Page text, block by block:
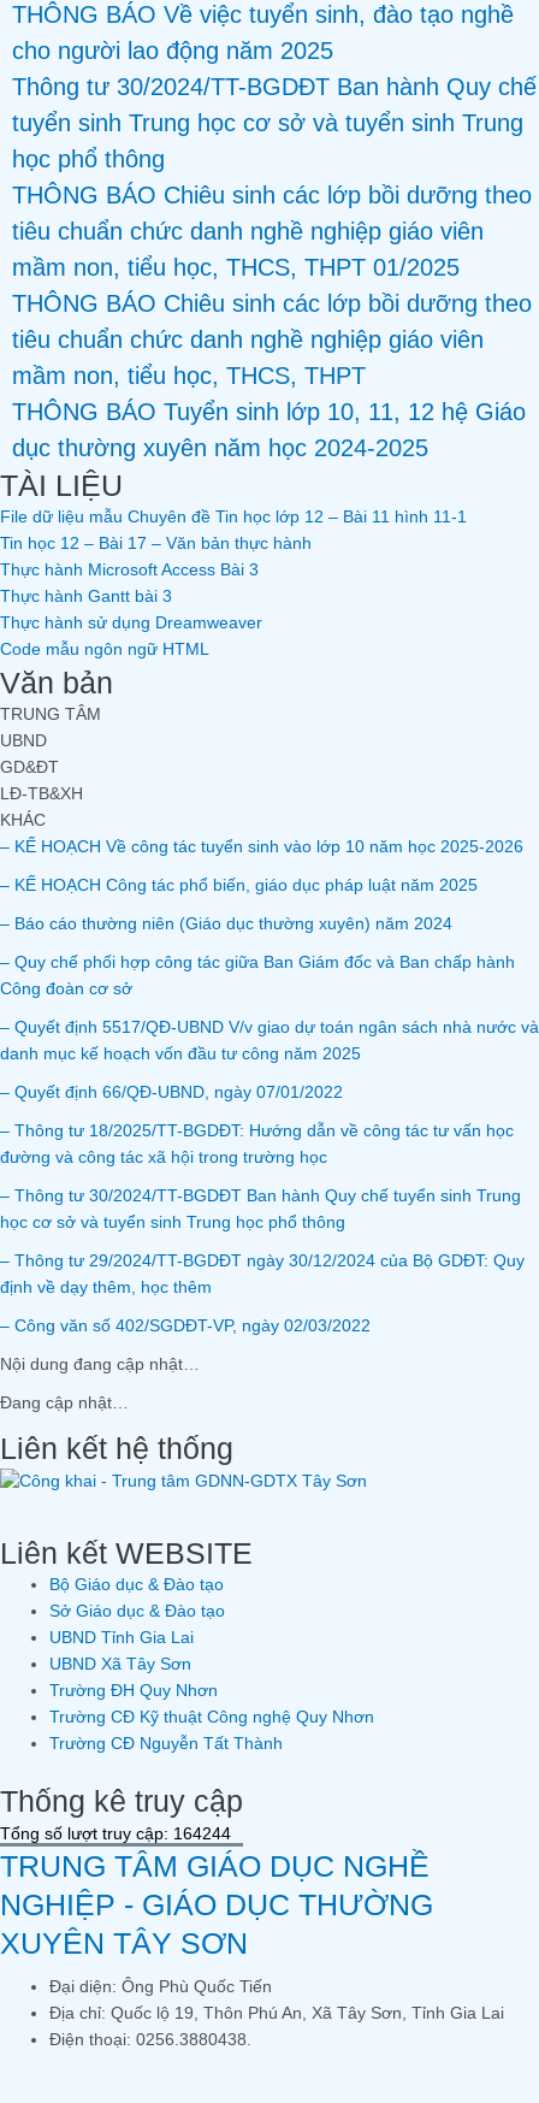
THÔNG BÁO Về việc tuyển sinh, đào tạo nghề
cho người lao động năm 2025
Thông tư 30/2024/TT-BGDĐT Ban hành Quy chế
tuyển sinh Trung học cơ sở và tuyển sinh Trung
học phổ thông
THÔNG BÁO Chiêu sinh các lớp bồi dưỡng theo
tiêu chuẩn chức danh nghề nghiệp giáo viên
mầm non, tiểu học, THCS, THPT 01/2025
THÔNG BÁO Chiêu sinh các lớp bồi dưỡng theo
tiêu chuẩn chức danh nghề nghiệp giáo viên
mầm non, tiểu học, THCS, THPT
THÔNG BÁO Tuyển sinh lớp 10, 11, 12 hệ Giáo
dục thường xuyên năm học 2024-2025
TÀI LIỆU
File dữ liệu mẫu Chuyên đề Tin học lớp 12 – Bài 11 hình 11-1
Tin học 12 – Bài 17 – Văn bản thực hành
Thực hành Microsoft Access Bài 3
Thực hành Gantt bài 3
Thực hành sử dụng Dreamweaver
Code mẫu ngôn ngữ HTML
Văn bản
TRUNG TÂM
UBND
GD&ĐT
LĐ-TB&XH
KHÁC
– KẾ HOẠCH Về công tác tuyển sinh vào lớp 10 năm học 2025-2026
– KẾ HOẠCH Công tác phổ biến, giáo dục pháp luật năm 2025
– Báo cáo thường niên (Giáo dục thường xuyên) năm 2024
– Quy chế phối hợp công tác giữa Ban Giám đốc và Ban chấp hành
Công đoàn cơ sở
– Quyết định 5517/QĐ-UBND V/v giao dự toán ngân sách nhà nước và
danh mục kế hoạch vốn đầu tư công năm 2025
– Quyết định 66/QĐ-UBND, ngày 07/01/2022
– Thông tư 18/2025/TT-BGDĐT: Hướng dẫn về công tác tư vấn học
đường và công tác xã hội trong trường học
– Thông tư 30/2024/TT-BGDĐT Ban hành Quy chế tuyển sinh Trung
học cơ sở và tuyển sinh Trung học phổ thông
– Thông tư 29/2024/TT-BGDĐT ngày 30/12/2024 của Bộ GDĐT: Quy
định về dạy thêm, học thêm
– Công văn số 402/SGDĐT-VP, ngày 02/03/2022
Nội dung đang cập nhật…
Đang cập nhật…
Liên kết hệ thống
Liên kết WEBSITE
Bộ Giáo dục & Đào tạo
Sở Giáo dục & Đào tạo
UBND Tỉnh Gia Lai
UBND Xã Tây Sơn
Trường ĐH Quy Nhơn
Trường CĐ Kỹ thuật Công nghệ Quy Nhơn
Trường CĐ Nguyễn Tất Thành
Thống kê truy cập
Tổng số lượt truy cập: 164244
TRUNG TÂM GIÁO DỤC NGHỀ
NGHIỆP - GIÁO DỤC THƯỜNG
XUYÊN TÂY SƠN
Đại diện: Ông Phù Quốc Tiến
Địa chỉ: Quốc lộ 19, Thôn Phú An, Xã Tây Sơn, Tỉnh Gia Lai
Điện thoại: 0256.3880438.